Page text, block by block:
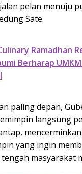
pelan menuju
Sate.
Ramadhan
Berharap
paling depan,
langsung
yang ingin
masyarakat